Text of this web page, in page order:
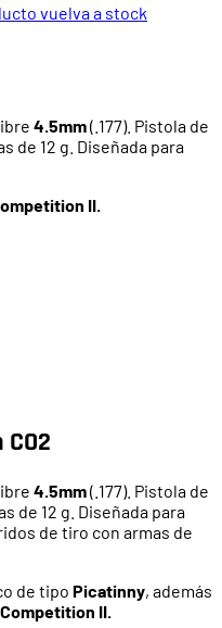
vuelva a stock
4.5mm(.177). Pistola de
de 12 g. Diseñada para
II.
4.5mm(.177). Pistola de
de 12 g. Diseñada para
de tiro con armas de
de tipo Picatinny, además
II.